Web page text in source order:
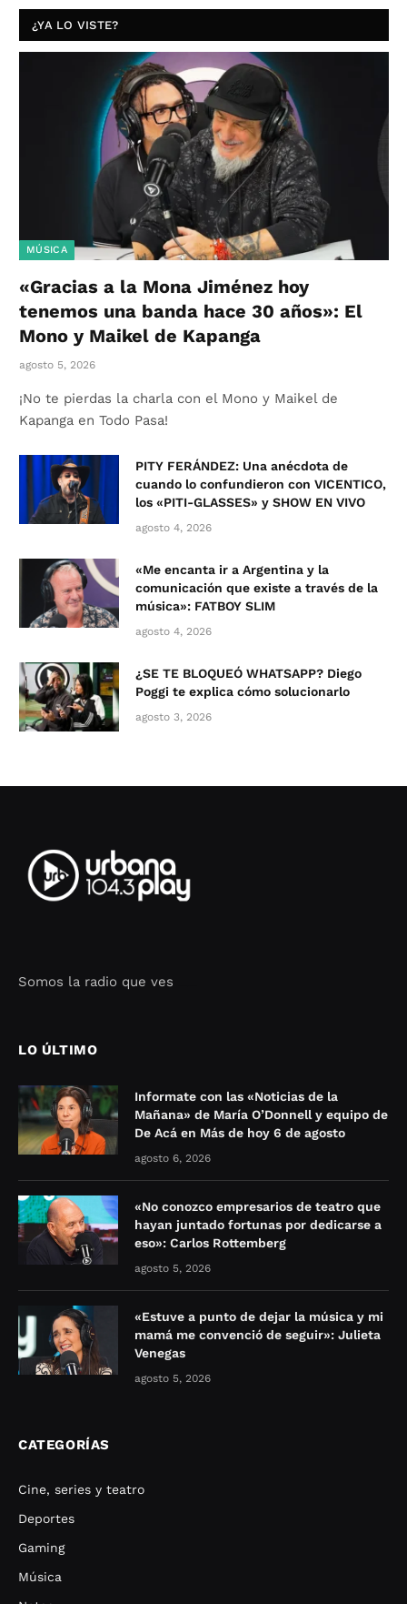
¿YA LO VISTE?
MÚSICA
«Gracias a la Mona Jiménez hoy
tenemos una banda hace 30 años»: El
Mono y Maikel de Kapanga
agosto 5, 2026
¡No te pierdas la charla con el Mono y Maikel de
Kapanga en Todo Pasa!
PITY FERÁNDEZ: Una anécdota de
cuando lo confundieron con VICENTICO,
los «PITI-GLASSES» y SHOW EN VIVO
agosto 4, 2026
«Me encanta ir a Argentina y la
comunicación que existe a través de la
música»: FATBOY SLIM
agosto 4, 2026
¿SE TE BLOQUEÓ WHATSAPP? Diego
Poggi te explica cómo solucionarlo
agosto 3, 2026
Somos la radio que ves
LO ÚLTIMO
Informate con las «Noticias de la
Mañana» de María O’Donnell y equipo de
De Acá en Más de hoy 6 de agosto
agosto 6, 2026
«No conozco empresarios de teatro que
hayan juntado fortunas por dedicarse a
eso»: Carlos Rottemberg
agosto 5, 2026
«Estuve a punto de dejar la música y mi
mamá me convenció de seguir»: Julieta
Venegas
agosto 5, 2026
CATEGORÍAS
Cine, series y teatro
Deportes
Gaming
Música